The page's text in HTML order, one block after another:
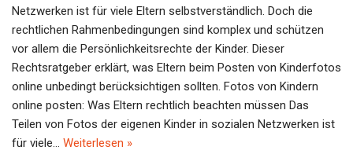
Netzwerken ist für viele Eltern selbstverständlich. Doch die
rechtlichen Rahmenbedingungen sind komplex und schützen
vor allem die Persönlichkeitsrechte der Kinder. Dieser
Rechtsratgeber erklärt, was Eltern beim Posten von Kinderfotos
online unbedingt berücksichtigen sollten. Fotos von Kindern
online posten: Was Eltern rechtlich beachten müssen Das
Teilen von Fotos der eigenen Kinder in sozialen Netzwerken ist
für viele… Weiterlesen »